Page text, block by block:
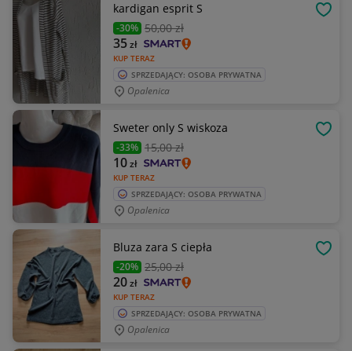
kardigan esprit S
-30% 50,00 zł
KUP TERAZ
35zł
SPRZEDAJĄCY: OSOBA PRYWATNA
Opalenica
Sweter only S wiskoza
-33% 15,00 zł
KUP TERAZ
10zł
SPRZEDAJĄCY: OSOBA PRYWATNA
Opalenica
Bluza zara S ciepła
-20% 25,00 zł
KUP TERAZ
20zł
SPRZEDAJĄCY: OSOBA PRYWATNA
Opalenica